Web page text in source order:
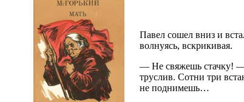
Павел сошел вниз и
волнуясь, вскрикивая.
— Не свяжешь стачку! —
труслив. Сотни три
не поднимешь…